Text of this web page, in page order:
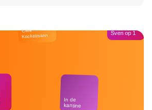
Café
Kockelmann
In de
kantine
Sven op 1